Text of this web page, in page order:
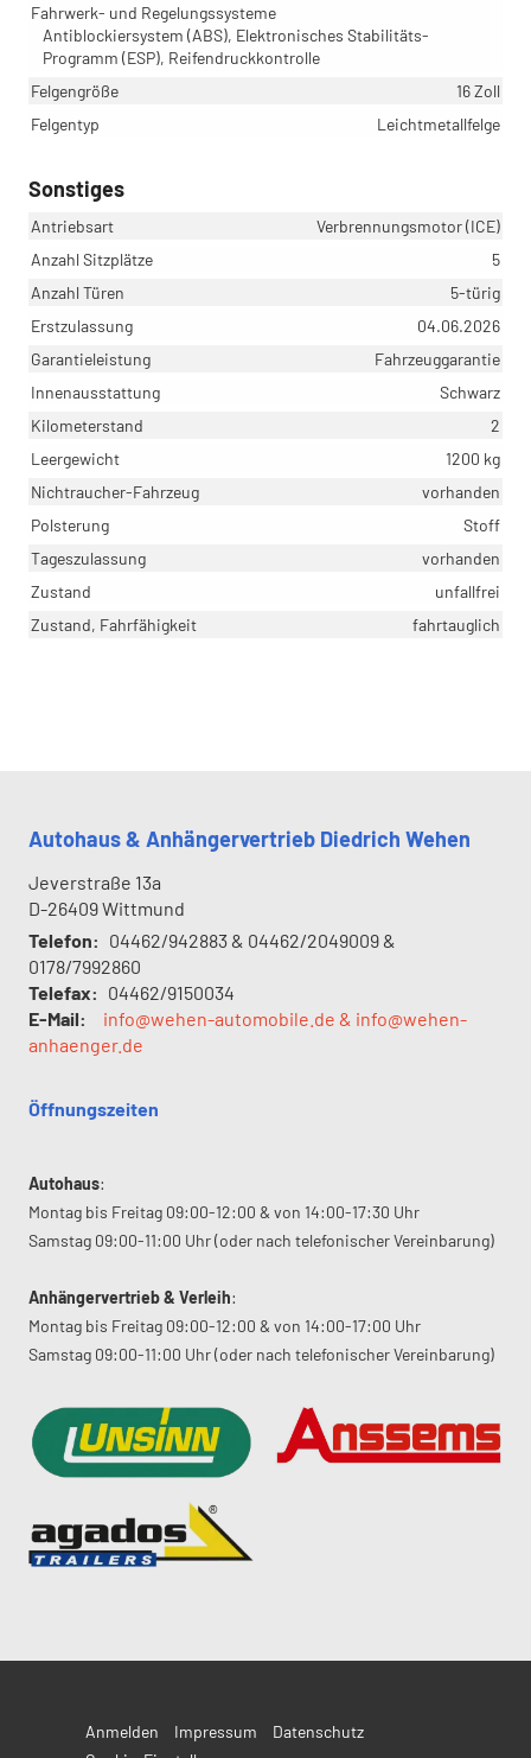
Fahrwerk- und Regelungssysteme
Antiblockiersystem (ABS), Elektronisches Stabilitäts-
Programm (ESP), Reifendruckkontrolle
Felgengröße
16 Zoll
Felgentyp
Leichtmetallfelge
Sonstiges
Antriebsart
Verbrennungsmotor (ICE)
Anzahl Sitzplätze
5
Anzahl Türen
5-türig
Erstzulassung
04.06.2026
Garantieleistung
Fahrzeuggarantie
Innenausstattung
Schwarz
Kilometerstand
2
Leergewicht
1200 kg
Nichtraucher-Fahrzeug
vorhanden
Polsterung
Stoff
Tageszulassung
vorhanden
Zustand
unfallfrei
Zustand, Fahrfähigkeit
fahrtauglich
Autohaus & Anhängervertrieb Diedrich Wehen
Jeverstraße 13a
D-26409Wittmund
Telefon: 04462/942883 & 04462/2049009 &
0178/7992860
Telefax: 04462/9150034
E-Mail:
info@wehen-automobile.de & info@wehen-
anhaenger.de
Öffnungszeiten
Autohaus:
Montag bis Freitag 09:00-12:00 & von 14:00-17:30 Uhr
Samstag 09:00-11:00 Uhr (oder nach telefonischer Vereinbarung)
Anhängervertrieb & Verleih:
Montag bis Freitag 09:00-12:00 & von 14:00-17:00 Uhr
Samstag 09:00-11:00 Uhr (oder nach telefonischer Vereinbarung)
Anmelden Impressum
Datenschutz